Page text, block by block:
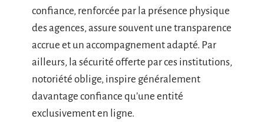
confiance, renforcée par la présence physique
des agences, assure souvent une transparence
accrue et un accompagnement adapté. Par
ailleurs, la sécurité offerte par ces institutions,
notoriété oblige, inspire généralement
davantage confiance qu’une entité
exclusivement en ligne.